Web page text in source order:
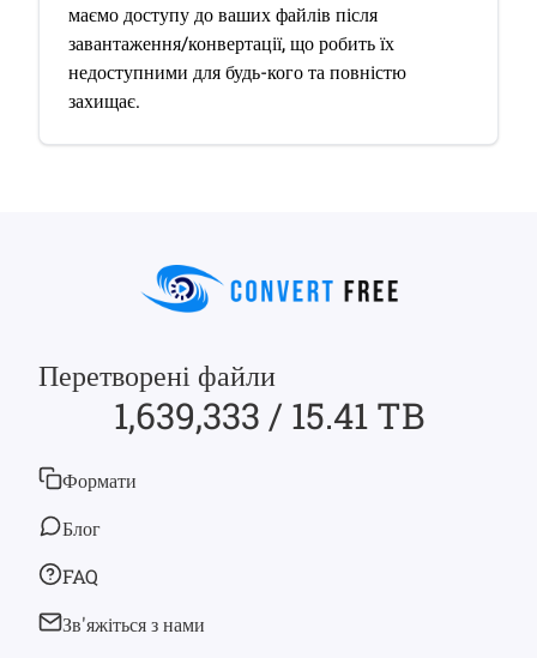
маємо доступу до ваших файлів після
завантаження/конвертації, що робить їх
недоступними для будь-кого та повністю
захищає.
Перетворені файли
1,639,333 / 15.41 TB
Формати
Блог
FAQ
Зв'яжіться з нами